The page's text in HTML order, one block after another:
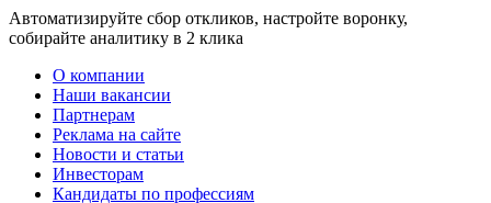
Автоматизируйте сбор откликов, настройте воронку,
собирайте аналитику в 2 клика
О компании
Наши вакансии
Партнерам
Реклама на сайте
Новости и статьи
Инвесторам
Кандидаты по профессиям